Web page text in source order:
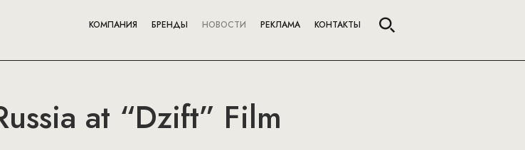
КОМПАНИЯ БРЕНДЫ НОВОСТИ РЕКЛАМА КОНТАКТЫ
at “Dzift” Film